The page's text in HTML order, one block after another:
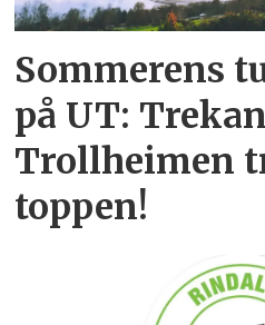
Sommerens
på UT:
Trollheimen
toppen!